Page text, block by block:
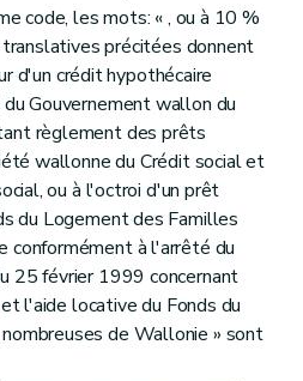
code, les mots: « , ou à 10 %
précitées donnent
d'un crédit hypothécaire
Gouvernement wallon du
règlement des prêts
wallonne du Crédit social et
ou à l'octroi d'un prêt
du Logement des Familles
conformément à l'arrêté du
25 février 1999 concernant
l'aide locative du Fonds du
de Wallonie » sont